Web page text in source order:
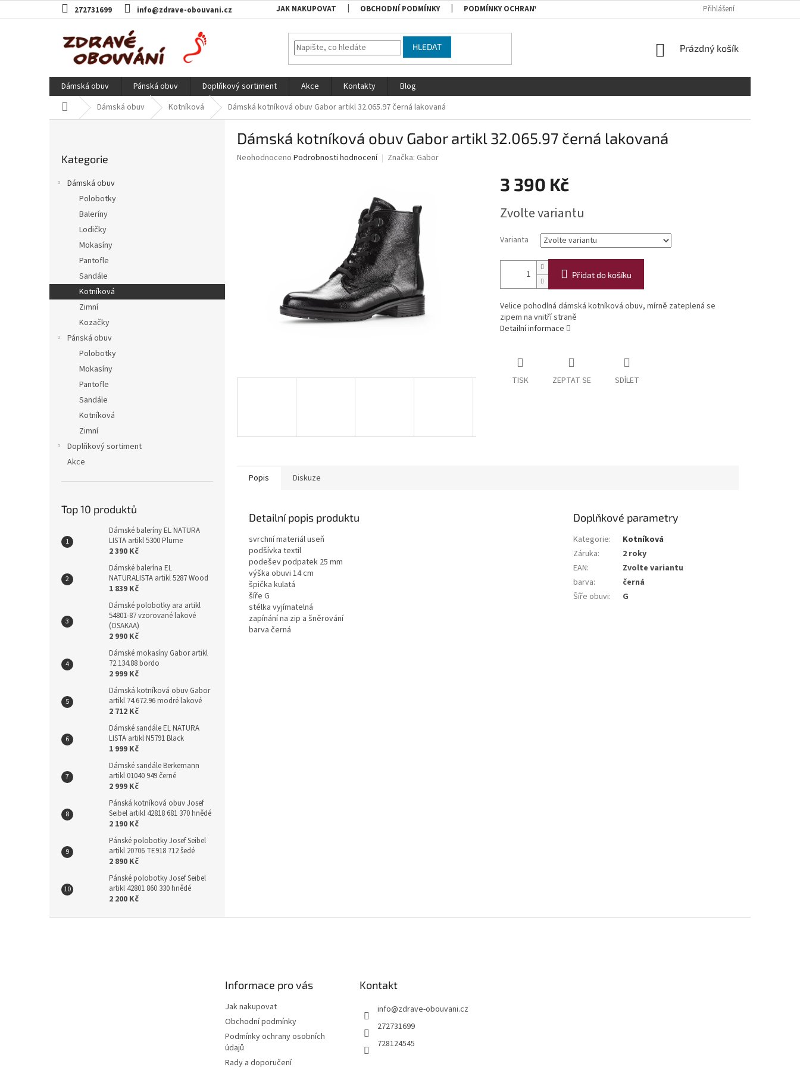
na
272731699 info@zdrave-obouvani.cz JAK NAKUPOVAT OBCHODNÍ PODMÍNKY PODMÍNKY OCHRANY OSOBNÍCH ÚDAJŮ RADY A DOPORUČENÍ TABULKA
Přihlášení
HLEDAT
NÁKUPNÍ
Prázdný košík
Dámská obuv Pánská obuv Doplňkový sortiment Akce Kontakty
Blog
Domů Dámská obuv Kotníková Dámská kotníková obuv Gabor artikl 32.065.97 černá lakovaná
e
l
kategorie
Kategorie
Dámská obuv
Polobotky
Baleríny
Lodičky
Mokasíny
Pantofle
Sandále
Kotníková
Zimní
Kozačky
Pánská obuv
Polobotky
Mokasíny
Pantofle
Sandále
Kotníková
Zimní
Doplňkový sortiment
Akce
Top 10 produktů
Dámské baleríny EL NATURA
LISTA artikl 5300 Plume
2 390 Kč
Dámské balerína EL
NATURALISTA artikl 5287 Wood
1 839 Kč
Dámské polobotky ara artikl
54801-87 vzorované lakové
(OSAKAA)
2 990 Kč
Dámské mokasíny Gabor artikl
72.134.88 bordo
2 999 Kč
Dámská kotníková obuv Gabor
artikl 74.672.96 modré lakové
2 712 Kč
Dámské sandále EL NATURA
LISTA artikl N5791 Black
1 999 Kč
Dámské sandále Berkemann
artikl 01040 949 černé
2 999 Kč
Pánská kotníková obuv Josef
Seibel artikl 42818 681 370 hnědé
2 190 Kč
Pánské polobotky Josef Seibel
artikl 20706 TE918 712 šedé
2 890 Kč
Pánské polobotky Josef Seibel
artikl 42801 860 330 hnědé
2 200 Kč
Dámská kotníková obuv Gabor artikl 32.065.97 černá lakovaná
Průměrné
Neohodnoceno Podrobnosti hodnocení Značka: Gabor
3 390 Kč
cena:
Zvolte variantu
Varianta
Přidat do košíku
Velice pohodlná dámská kotníková obuv, mírně zateplená se
zipem na vnitří straně
Detailní informace
TISK ZEPTAT SE SDÍLET
Popis Diskuze
Detailní popis produktu
svrchní materiál useň
podšívka textil
podešev podpatek 25 mm
výška obuvi 14 cm
špička kulatá
šíře G
stélka vyjímatelná
zapínání na zip a šněrování
barva černá
Doplňkové parametry
Kategorie:
Kotníková
Záruka:
2 roky
EAN:
Zvolte variantu
barva:
černá
Šíře obuvi: G
Informace pro vás
Jak nakupovat
Obchodní podmínky
Podmínky ochrany osobních
údajů
Rady a doporučení
Kontakt
info@zdrave-obouvani.cz
272731699
728124545